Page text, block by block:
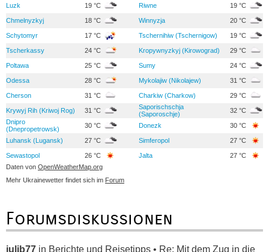
Luzk 19 °C Riwne 19 °C
Chmelnyzkyj 18 °C Winnyzja 20 °C
Schytomyr 17 °C Tschernihiw (Tschernigow) 19 °C
Tscherkassy 24 °C Kropywnyzkyj (Kirowograd) 29 °C
Poltawa 25 °C Sumy 24 °C
Odessa 28 °C Mykolajiw (Nikolajew) 31 °C
Cherson 31 °C Charkiw (Charkow) 29 °C
Krywyj Rih (Kriwoj Rog) 31 °C
Saporischschja
(Saporoschje)
32 °C
Dnipro
(Dnepropetrowsk)
30 °C Donezk 30 °C
Luhansk (Lugansk) 27 °C Simferopol 27 °C
Sewastopol 26 °C Jalta
27 °C
Daten von OpenWeatherMap.org
Mehr Ukrainewetter findet sich im Forum
Forumsdiskussionen
julib77 in Berichte und Reisetipps • Re: Mit dem Zug in die